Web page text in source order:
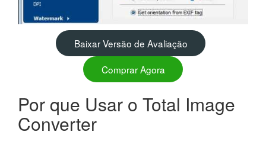
Baixar Versão de Avaliação
Comprar Agora
Por que Usar o Total Image
Converter